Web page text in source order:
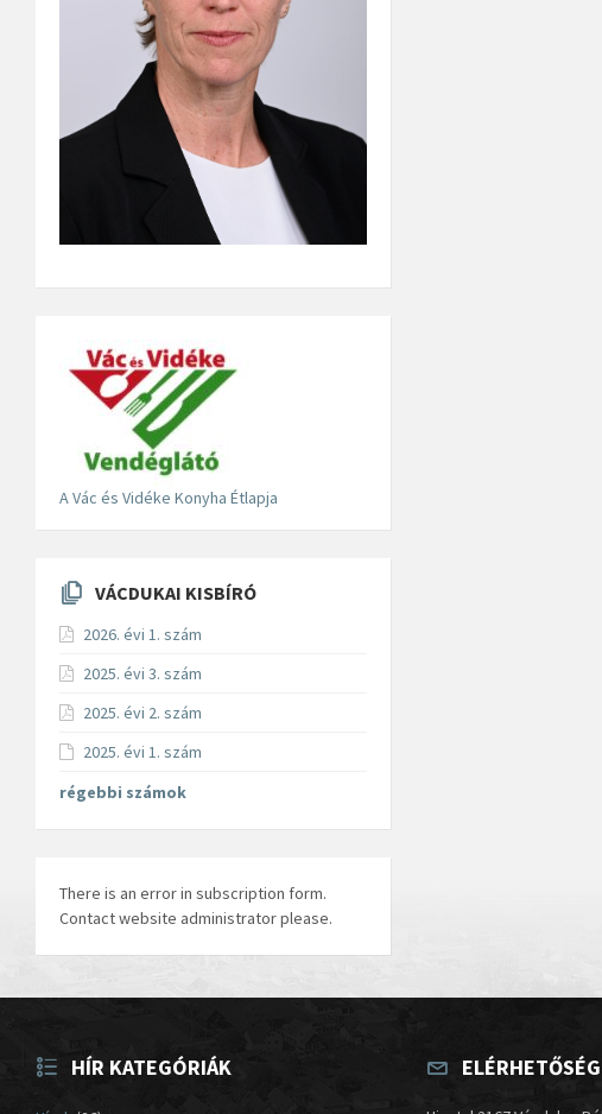
A Vác és Vidéke Konyha Étlapja
VÁCDUKAI KISBÍRÓ
2026. évi 1. szám
2025. évi 3. szám
2025. évi 2. szám
2025. évi 1. szám
régebbi számok
There is an error in subscription form.
Contact website administrator please.
HÍR KATEGÓRIÁK ELÉRHETŐSÉG